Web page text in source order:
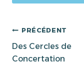
Navigation
de
PRÉCÉDENT
Des Cercles de
Concertation